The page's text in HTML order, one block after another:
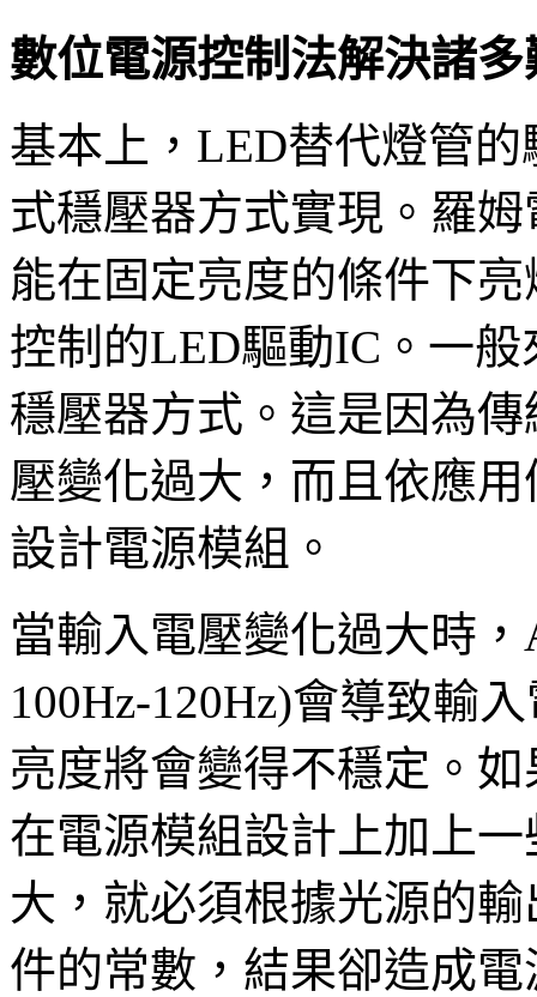
數位電源控制法解決諸多
基本上，LED替代燈管
式穩壓器方式實現。羅
能在固定亮度的條件下
控制的LED驅動IC。一
穩壓器方式。這是因為
壓變化過大，而且依應
設計電源模組。
當輸入電壓變化過大時
100Hz-120Hz)會導致輸
亮度將會變得不穩定。
在電源模組設計上加上
大，就必須根據光源的
件的常數，結果卻造成